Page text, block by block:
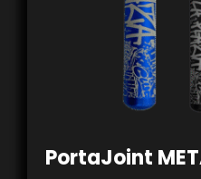
PortaJoint